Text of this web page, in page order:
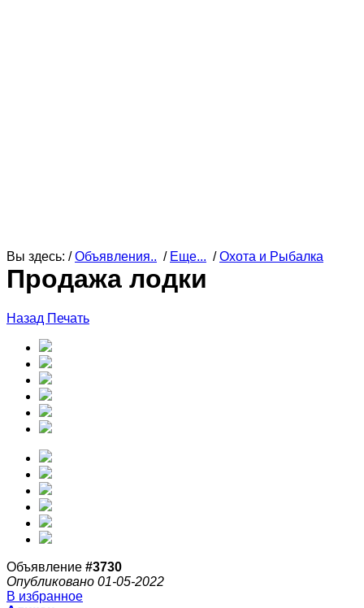
Вы здесь: /Объявления.. / Еще... /Охота и Рыбалка
Продажа лодки
Назад Печать
Объявление #3730
Опубликовано 01-05-2022
В избранное